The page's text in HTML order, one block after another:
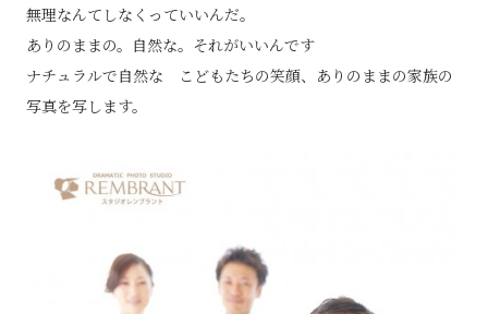
無理なんてしなくっていいんだ。
ありのままの。自然な。それがいいんです
ナチュラルで自然な こどもたちの笑顔、ありのままの家族の
写真を写します。